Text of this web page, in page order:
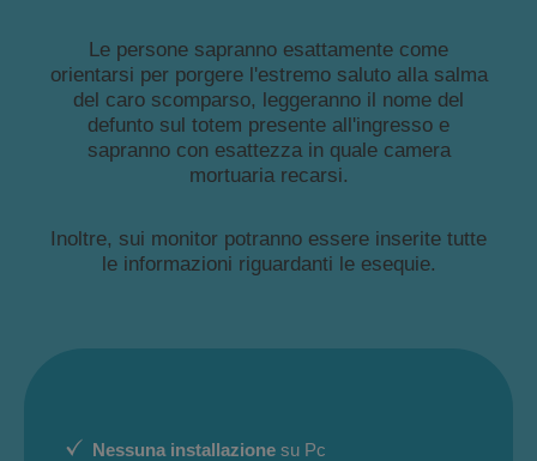
Le persone sapranno esattamente come
orientarsi per porgere l'estremo saluto alla salma
del caro scomparso, leggeranno il nome del
defunto sul totem presente all'ingresso e
sapranno con esattezza in quale camera
mortuaria recarsi.
Inoltre, sui monitor potranno essere inserite tutte
le informazioni riguardanti le esequie.
Nessuna installazione su Pc